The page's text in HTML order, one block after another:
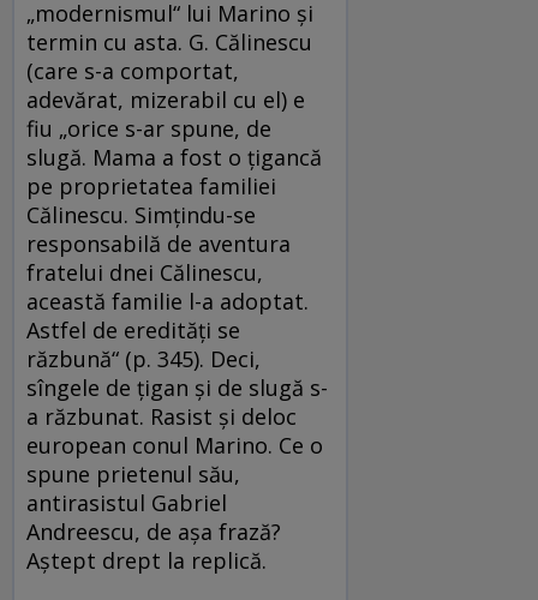
„modernismul“ lui Marino şi
termin cu asta. G. Călinescu
(care s-a comportat,
adevărat, mizerabil cu el) e
fiu „orice s-ar spune, de
slugă. Mama a fost o ţigancă
pe proprietatea familiei
Călinescu. Simţindu-se
responsabilă de aventura
fratelui dnei Călinescu,
această familie l-a adoptat.
Astfel de eredităţi se
răzbună“ (p. 345). Deci,
sîngele de ţigan şi de slugă s-
a răzbunat. Rasist şi deloc
european conul Marino. Ce o
spune prietenul său,
antirasistul Gabriel
Andreescu, de aşa frază?
Aştept drept la replică.